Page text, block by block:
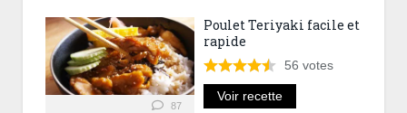
87
Poulet Teriyaki facile et
rapide
56 votes
Voir recette